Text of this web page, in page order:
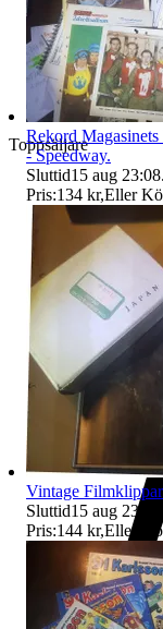
Toppsäljare
Rekord
- Speedway.
Sluttid15 aug 23:08.
Pris:134 kr,Eller
Vintage
Sluttid15 aug 23:11
Pris:144 kr,Eller